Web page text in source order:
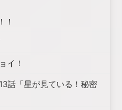
！
イ！
話「星が見ている！秘密